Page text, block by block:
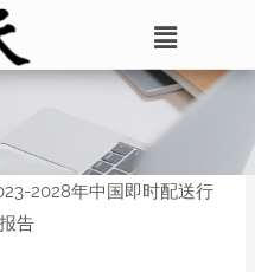
2028年中国即时配送行
告